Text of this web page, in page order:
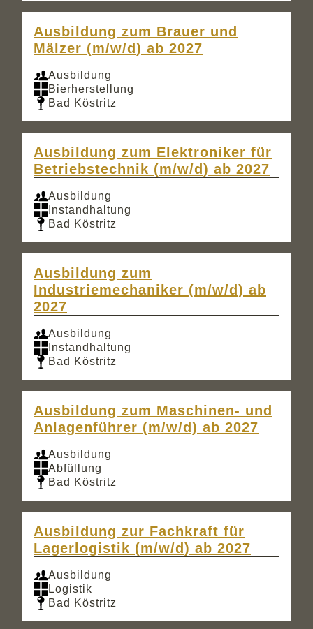
Ausbildung zum Brauer und
Mälzer (m/w/d) ab 2027
Ausbildung
Bierherstellung
Bad Köstritz
Ausbildung zum Elektroniker für
Betriebstechnik (m/w/d) ab 2027
Ausbildung
Instandhaltung
Bad Köstritz
Ausbildung zum
Industriemechaniker (m/w/d) ab
2027
Ausbildung
Instandhaltung
Bad Köstritz
Ausbildung zum Maschinen- und
Anlagenführer (m/w/d) ab 2027
Ausbildung
Abfüllung
Bad Köstritz
Ausbildung zur Fachkraft für
Lagerlogistik (m/w/d) ab 2027
Ausbildung
Logistik
Bad Köstritz